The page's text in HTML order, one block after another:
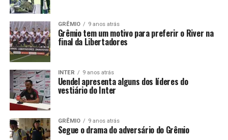
GRÊMIO 9 anos atrás
Grêmio tem um motivo para preferir o River na
final da Libertadores
INTER 9 anos atrás
Uendel apresenta alguns dos líderes do
vestiário do Inter
GRÊMIO 9 anos atrás
Segue o drama do adversário do Grêmio